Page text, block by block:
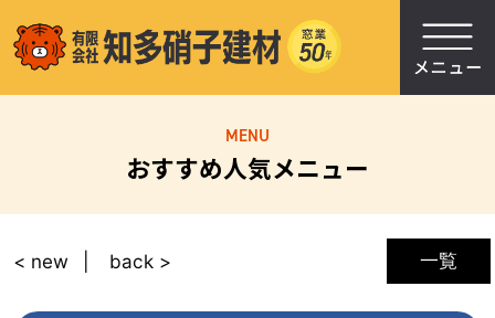
おすすめ人気メニュー
MENU
一覧
< new back >